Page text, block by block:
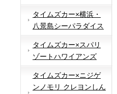
タイムズカー×横浜・
八景島シーパラダイス
タイムズカー×スパリ
ゾートハワイアンズ
タイムズカー×ニジゲ
ンノモリ クレヨンしん